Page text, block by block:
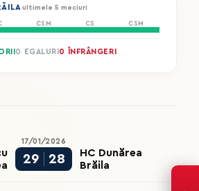
ultimele 5 meciuri
CSM CS CSM
0 EGALURI 0 ÎNFRÂNGERI
17/01/2026
29 28
HC Dunărea
Brăila